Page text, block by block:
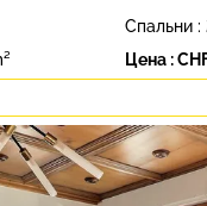
Цена :
Спальни :